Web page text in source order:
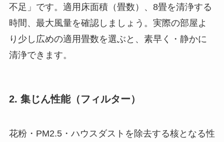
不足」です。適用床面積（畳数）、8畳を清浄する
時間、最大風量を確認しましょう。実際の部屋よ
り少し広めの適用畳数を選ぶと、素早く・静かに
清浄できます。
2. 集じん性能（フィルター）
花粉・PM2.5・ハウスダストを除去する核となる性